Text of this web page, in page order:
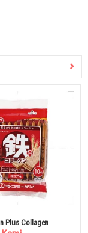
Plus Collagen